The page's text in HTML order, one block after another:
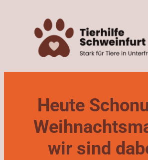
springen
Heute
wir sind